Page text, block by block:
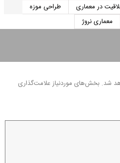
در معماری
طراحی موزه
معماری نروژ
شد. بخش‌های موردنیاز علامت‌گذاری